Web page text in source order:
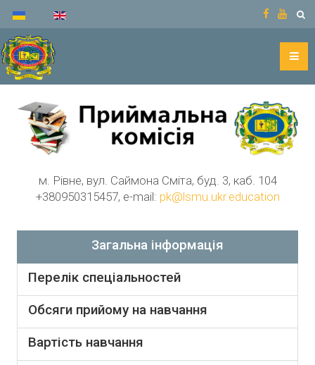
м. Рівне, вул. Саймона Сміта, буд. 3, каб. 104
+380950315457, e-mail: pk@lsmu.ukr.education
Загальна інформація
Перелік спеціальностей
Обсяги прийому на навчання
Вартість навчання